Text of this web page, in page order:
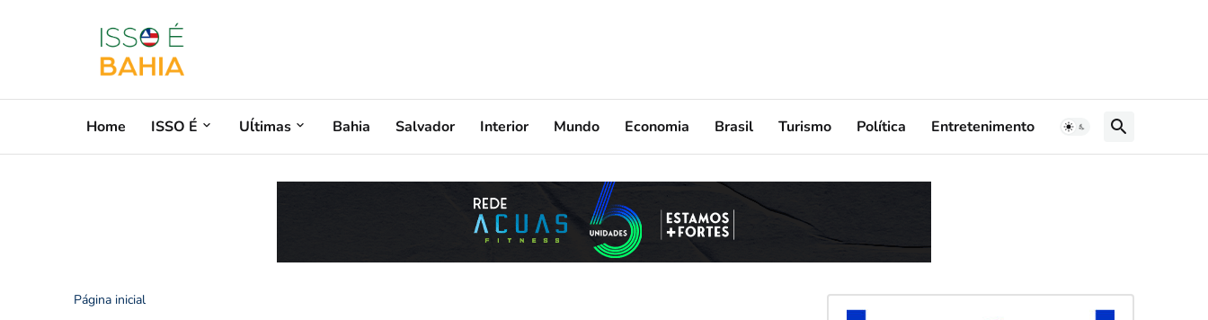
Home ISSO É Uĺtimas Bahia Salvador Interior Mundo Economia Brasil Turismo Política Entretenimento
Página inicial